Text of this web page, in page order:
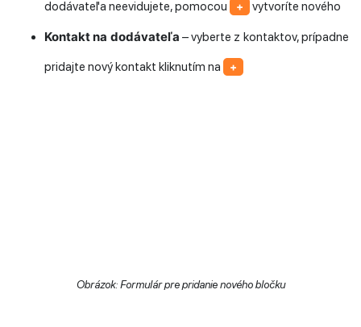
dodávateľa neevidujete, pomocou + vytvoríte nového
Kontakt na dodávateľa – vyberte z kontaktov, prípadne
pridajte nový kontakt kliknutím na +
Obrázok: Formulár pre pridanie nového bločku